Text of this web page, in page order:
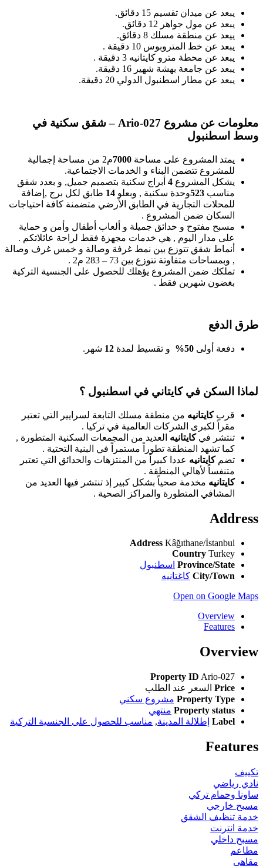
يبعد عن ميدان تقسيم 15 دقائق.
يبعد عن مول جواهر 12 دقائق.
ييعد عن منطقة مسلك 8 دقائق.
يبعد عن خط المتروبوس 10 دقيقة .
يبعد عن محطة مترو كايتانيه 3 دقيقة .
يبعد عن جامعة بهشة شهير 16 دقيقة.
يبعد عن مطار اسطنبول الدولي 20 دقيقة.
معلومات عن مشروع Ario-027 –
شقق سكنية في
وسط اسطنبول
يمتد المشروع على مساحة 7000
م2 من مساحة إجمالية
للمشروع تتضمن البناء و الخدمات الاجتماعية.
يشكل المشروع 4 أبراج سكنية بتصميم جميل, و بعدد شقق
مناسب 523وحدة سكنية , وبعلو 14 طابق لكل برج ,إضافة
للمحلات التجارية في الطابق الأرضي متضمنة كافة احتياجات
السكان ضمن المشروع .
مسبح مفتوح و حدائق جميلة و ألعاب أطفال وأمن و حماية
على مدار اليوم , هي خدمات مجهزة فقط لراحة عائلاتكم .
أنماط شقق تتوزع بين نمط غرفة وصالة و خمس غرف وصالة
, وبمساحات متفاوتة تتوزع بين 73 – 283 م2 .
تملكك ضمن المشروع يؤهلك للحصول على الجنسية التركية
بغضون شهرين فقط .
طرق الدفع
دفعة أولى 50
% و تقسيط لمدة 12 شهر.
لماذا السكن في كايتاني في اسطنبول ؟
قربكايتانيه من منطقة مسلك التابعة لسرايير التي تعتبر
مقراً لكبرى الشركات العالمية في تركيا .
تنتشر فيكايتانيه العديد من المجمعات السكنية المتطورة ,
كما تشهد المنطقة تطوراً مستمراً في البنية التحتية .
تضمكايتانيه عددا كبيراً من المنتزهات والحدائق التي تعتبر
متنفساً لأهالي المنطقة .
كايتانيه مخدمة صحياً بشكل كبير إذ تنتشر فيها العديد من
المشافي المتطورة والمراكز الصحية .
Address
Address Kâğıthane/İstanbul
Country Turkey
Province/State اسطنبول
City/Town كاغتانيه
Open on Google Maps
Overview
Features
Overview
Property ID Ario-027
Price السعر عند الطلب
Property Type مشروع سكني
Property status منتهي
Label إطلالة المدينة, مناسب للحصول على الجنسية التركية
Features
تكييف
نادي رياضي
ساونا وحمام تركي
مسبح خارجي
خدمة تنظيف الشقق
خدمة انترنت
مسبح داخلي
مطاعم
مقاهي